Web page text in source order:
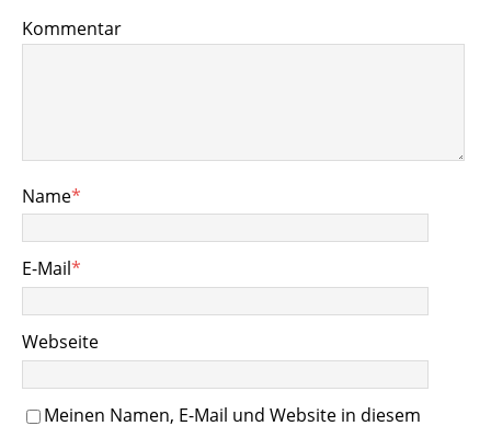
Kommentar
Name*
E-Mail*
Webseite
Meinen Namen, E-Mail und Website in diesem